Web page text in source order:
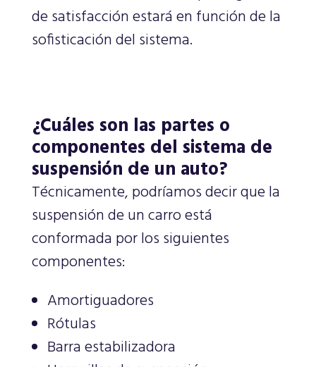
de satisfacción estará en función de la
sofisticación del sistema.
¿Cuáles son las partes o
componentes del sistema de
suspensión de un auto?
Técnicamente, podríamos decir que la
suspensión de un carro está
conformada por los siguientes
componentes:
Amortiguadores
Rótulas
Barra estabilizadora